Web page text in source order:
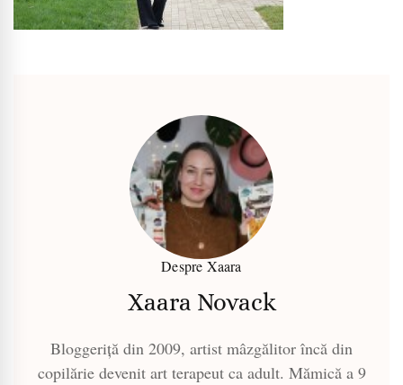
Despre Xaara
Xaara Novack
Bloggeriță din 2009, artist mâzgălitor încă din
copilărie devenit art terapeut ca adult. Mămică a 9